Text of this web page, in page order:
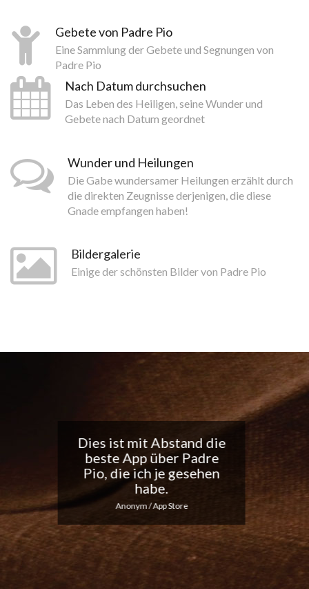
Gebete von Padre Pio
Eine Sammlung der Gebete und Segnungen von
Padre Pio
Nach Datum durchsuchen
Das Leben des Heiligen, seine Wunder und
Gebete nach Datum geordnet
Wunder und Heilungen
Die Gabe wundersamer Heilungen erzählt durch
die direkten Zeugnisse derjenigen, die diese
Gnade empfangen haben!
Bildergalerie
Einige der schönsten Bilder von Padre Pio
Tolle App, ich liebe die
täglichen
Benachrichtigungen...
Macht weiter so!